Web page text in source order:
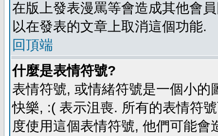
在版上發表漫罵等會造成其他會
以在發表的文章上取消這個功能.
回頂端
什麼是表情符號?
表情符號, 或情緒符號是一個小
快樂, :( 表示沮喪. 所有的表情符
度使用這個表情符號, 他們可能